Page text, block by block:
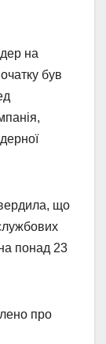
на
був
що
понад 23
про